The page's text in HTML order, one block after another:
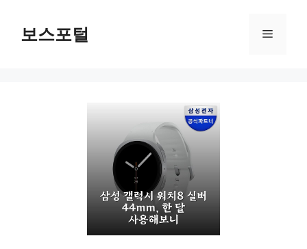
보스포털 메